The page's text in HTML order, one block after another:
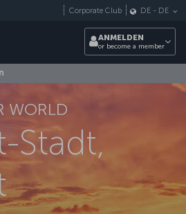
Corporate Club DE - DE
ANMELDEN
or become a member
WORLD
Stadt,